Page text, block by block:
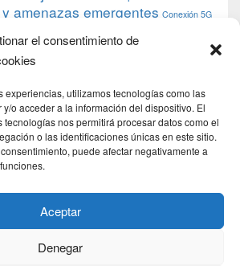
el consentimiento de
experiencias, utilizamos tecnologías como las
o acceder a la información del dispositivo. El
tecnologías nos permitirá procesar datos como el
o las identificaciones únicas en este sitio.
puede afectar negativamente a
Aceptar
Denegar
amenazas emergentes Conexión 5G
debian desarrollo web
Google
iphone
Raspberryraspberrypi
Servidor Web Sostenibilidad
Tecnología torrent
ubuntu server Windows